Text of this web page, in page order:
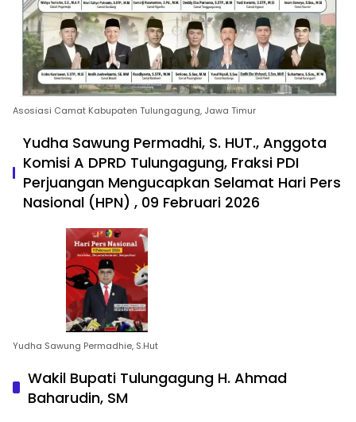
Asosiasi Camat Kabupaten Tulungagung, Jawa Timur
Yudha Sawung Permadhi, S. HUT., Anggota
Komisi A DPRD Tulungagung, Fraksi PDI
Perjuangan Mengucapkan Selamat Hari Pers
Nasional (HPN) , 09 Februari 2026
Yudha Sawung Permadhie, S.Hut
Wakil Bupati Tulungagung H. Ahmad
Baharudin, SM